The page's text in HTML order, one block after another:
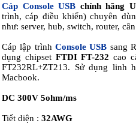
Cáp Console USB chính hãng
trình, cáp điều khiển) chuyên
như: server, hub, switch, router,
Cáp lập trìnhConsole USB sang
dụng chipset FTDI FT-232cao
FT232RL+ZT213. Sử dụng linh
Macbook.
DC 300V 5ohm/ms
Tiết diện : 32AWG